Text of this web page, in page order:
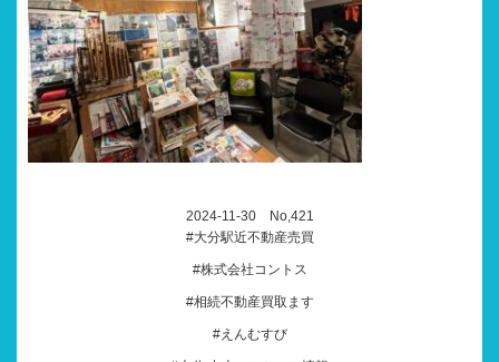
2024-11-30 No,421
#大分駅近不動産売買
#株式会社コントス
#相続不動産買取ます
#えんむすび